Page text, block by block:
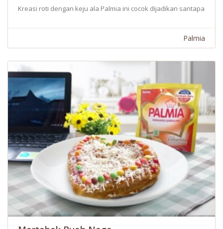
Kreasi roti dengan keju ala Palmia ini cocok dijadikan santapan
Palmia